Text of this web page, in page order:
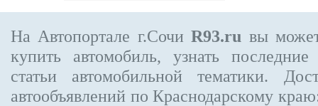
На Автопортале г.СочиR93.ru вы
купить автомобиль, узнать
статьи автомобильной тематики.
автообъявлений по Краснодарскому